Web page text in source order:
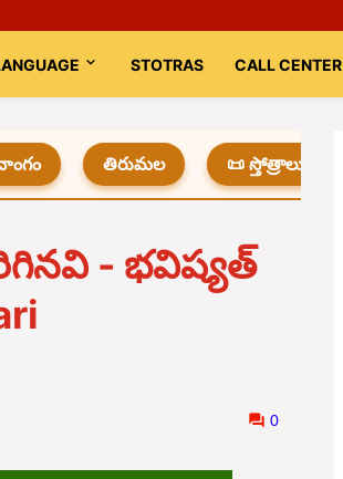
STOTRAS CALL CENTER
తిరుమల 📜 స్తోత్రాలు
- భవిష్యత్
0